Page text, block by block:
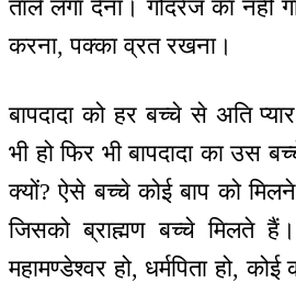
ताले लगा देना। गोदरेज का नहीं
करना, पक्का व्रत रखना।
बापदादा को हर बच्चे से अति
भी हो फिर भी बापदादा का उस
क्यों? ऐसे बच्चे कोई बाप को
जिसको ब्राह्मण बच्चे मिलते हैं।
महामण्डेश्वर हो, धर्मपिता हो,